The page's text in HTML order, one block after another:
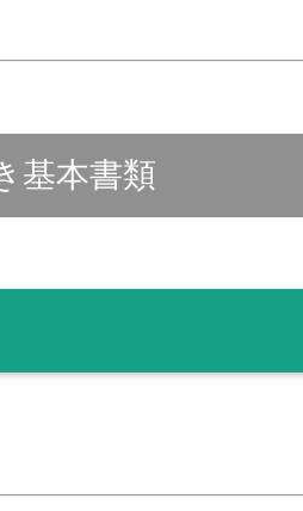
基本書類